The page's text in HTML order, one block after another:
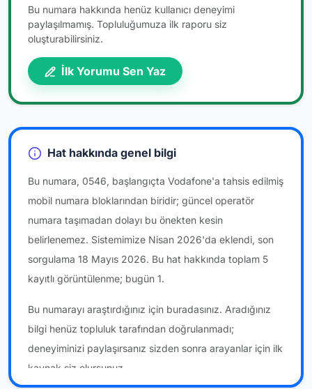
Bu numara hakkında henüz kullanıcı deneyimi
paylaşılmamış. Topluluğumuza ilk raporu siz
oluşturabilirsiniz.
İlk Yorumu Sen Yaz
Hat hakkında genel bilgi
Bu numara, 0546, başlangıçta Vodafone'a tahsis edilmiş
mobil numara bloklarından biridir; güncel operatör
numara taşımadan dolayı bu önekten kesin
belirlenemez. Sistemimize Nisan 2026'da eklendi, son
sorgulama 18 Mayıs 2026. Bu hat hakkında toplam 5
kayıtlı görüntülenme; bugün 1.
Bu numarayı araştırdığınız için buradasınız. Aradığınız
bilgi henüz topluluk tarafından doğrulanmadı;
deneyiminizi paylaşırsanız sizden sonra arayanlar için ilk
kaynak siz olursunuz.